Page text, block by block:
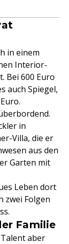
in einem
Interior-
Bei 600 Euro
auch Spiegel,
in
Villa, die er
aus den
Garten mit
Leben dort
zwei Folgen
Familie
aber